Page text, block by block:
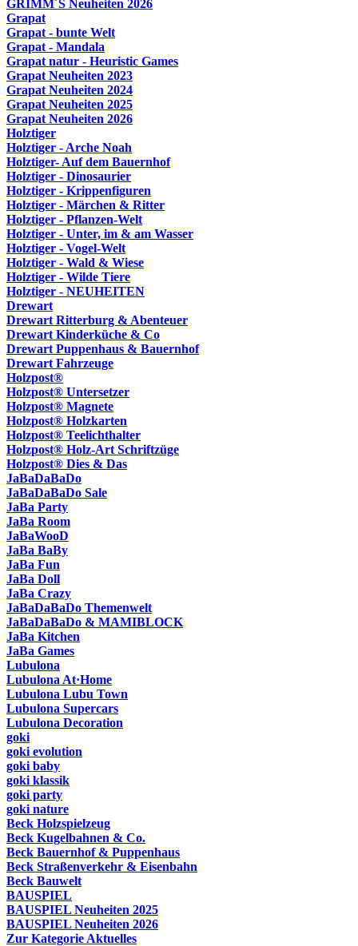
GRIMM´S Neuheiten 2026
Grapat
Grapat - bunte Welt
Grapat - Mandala
Grapat natur - Heuristic Games
Grapat Neuheiten 2023
Grapat Neuheiten 2024
Grapat Neuheiten 2025
Grapat Neuheiten 2026
Holztiger
Holztiger - Arche Noah
Holztiger- Auf dem Bauernhof
Holztiger - Dinosaurier
Holztiger - Krippenfiguren
Holztiger - Märchen & Ritter
Holztiger - Pflanzen-Welt
Holztiger - Unter, im & am Wasser
Holztiger - Vogel-Welt
Holztiger - Wald & Wiese
Holztiger - Wilde Tiere
Holztiger - NEUHEITEN
Drewart
Drewart Ritterburg & Abenteuer
Drewart Kinderküche & Co
Drewart Puppenhaus & Bauernhof
Drewart Fahrzeuge
Holzpost®
Holzpost® Untersetzer
Holzpost® Magnete
Holzpost® Holzkarten
Holzpost® Teelichthalter
Holzpost® Holz-Art Schriftzüge
Holzpost® Dies & Das
JaBaDaBaDo
JaBaDaBaDo Sale
JaBa Party
JaBa Room
JaBaWooD
JaBa BaBy
JaBa Fun
JaBa Doll
JaBa Crazy
JaBaDaBaDo Themenwelt
JaBaDaBaDo & MAMIBLOCK
JaBa Kitchen
JaBa Games
Lubulona
Lubulona At·Home
Lubulona Lubu Town
Lubulona Supercars
Lubulona Decoration
goki
goki evolution
goki baby
goki klassik
goki party
goki nature
Beck Holzspielzeug
Beck Kugelbahnen & Co.
Beck Bauernhof & Puppenhaus
Beck Straßenverkehr & Eisenbahn
Beck Bauwelt
BAUSPIEL
BAUSPIEL Neuheiten 2025
BAUSPIEL Neuheiten 2026
Zur Kategorie Aktuelles